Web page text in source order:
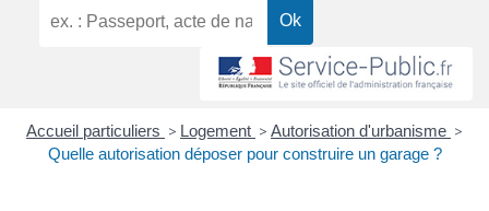
Accueil particuliers > Logement > Autorisation d'urbanisme >
Quelle autorisation déposer pour construire un garage ?